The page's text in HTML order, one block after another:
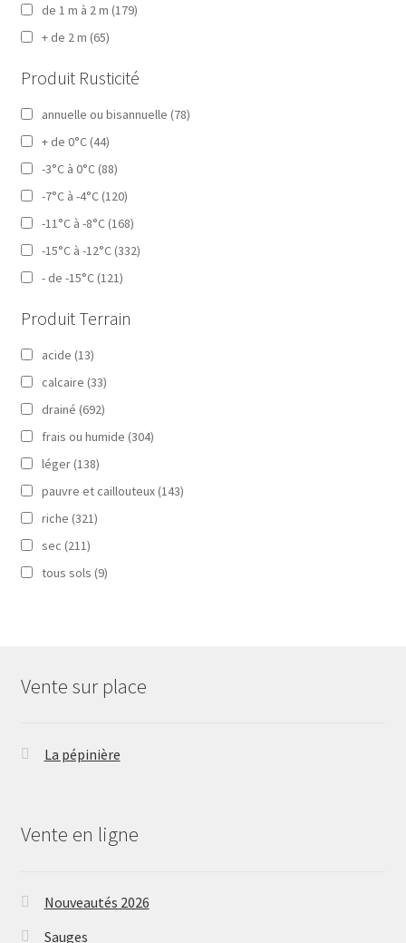
de 1 m à 2 m (179)
+ de 2 m (65)
Produit Rusticité
annuelle ou bisannuelle (78)
+ de 0°C (44)
-3°C à 0°C (88)
-7°C à -4°C (120)
-11°C à -8°C (168)
-15°C à -12°C (332)
- de -15°C (121)
Produit Terrain
acide (13)
calcaire (33)
drainé (692)
frais ou humide (304)
léger (138)
pauvre et caillouteux (143)
riche (321)
sec (211)
tous sols (9)
Vente sur place
La pépinière
Vente en ligne
Nouveautés 2026
Sauges